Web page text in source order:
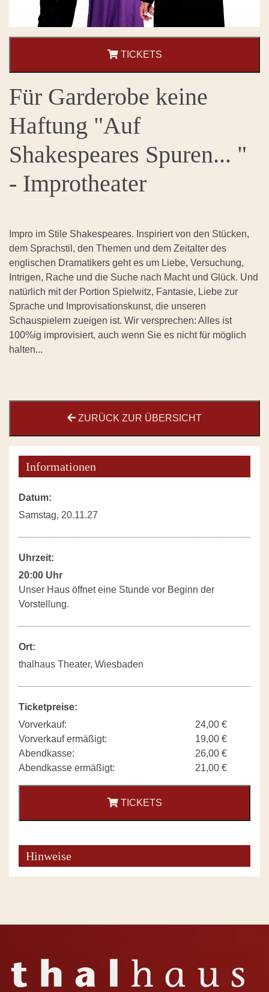
TICKETS
Für Garderobe keine
Haftung "Auf
Shakespeares Spuren... "
- Improtheater
Impro im Stile Shakespeares. Inspiriert von den Stücken,
dem Sprachstil, den Themen und dem Zeitalter des
englischen Dramatikers geht es um Liebe, Versuchung,
Intrigen, Rache und die Suche nach Macht und Glück. Und
natürlich mit der Portion Spielwitz, Fantasie, Liebe zur
Sprache und Improvisationskunst, die unseren
Schauspielern zueigen ist. Wir versprechen: Alles ist
100%ig improvisiert, auch wenn Sie es nicht für möglich
halten...
ZURÜCK ZUR ÜBERSICHT
Informationen
Datum:
Samstag, 20.11.27
Uhrzeit:
20:00 Uhr
Unser Haus öffnet eine Stunde vor Beginn der
Vorstellung.
Ort:
thalhaus Theater, Wiesbaden
Ticketpreise:
Vorverkauf:
24,00 €
Vorverkauf ermäßigt:
19,00 €
Abendkasse:
26,00 €
Abendkasse ermäßigt:
21,00 €
TICKETS
Hinweise